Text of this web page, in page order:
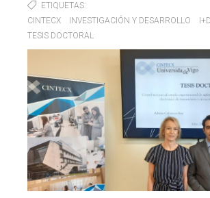
GL EN Search
Buscar
por:
BUSCAR
TwitterInstagram
ETIQUETAS
CINTECX
INVESTIGACIÓN Y DESARROLLO
I+D
TESIS DOCTORAL